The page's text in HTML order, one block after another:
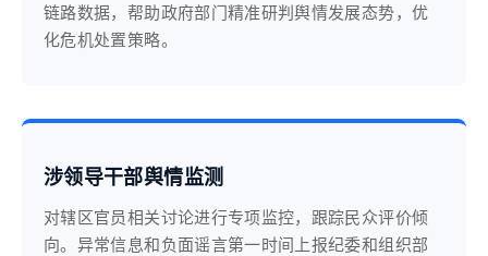
链路数据，帮助政府部门精准研判舆情发展态势，优
化危机处置策略。
涉领导干部舆情监测
对辖区官员相关讨论进行专项监控，跟踪民众评价倾
向。异常信息和负面谣言第一时间上报纪委和组织部